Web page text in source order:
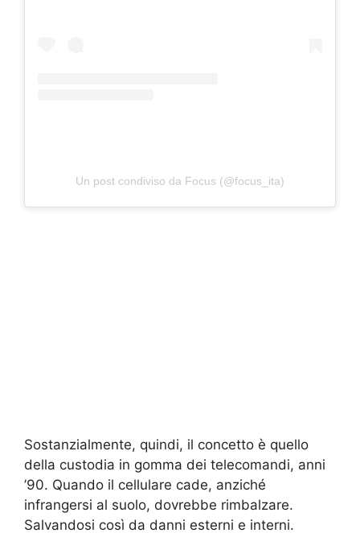
Un post condiviso da Focus (@focus_ita)
Sostanzialmente, quindi, il concetto è quello
della custodia in gomma dei telecomandi, anni
’90. Quando il cellulare cade, anziché
infrangersi al suolo, dovrebbe rimbalzare.
Salvandosi così da danni esterni e interni.